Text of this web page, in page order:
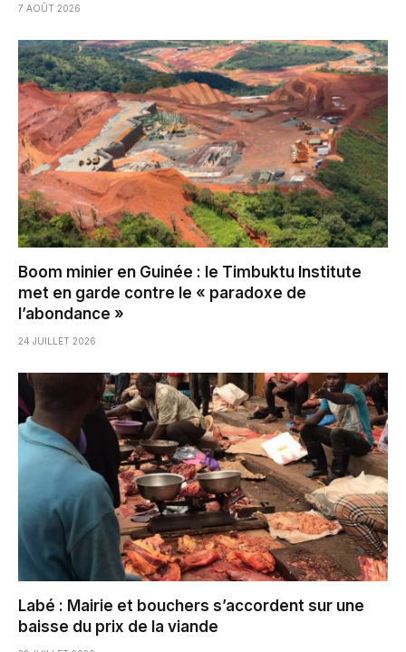
7 AOÛT 2026
Boom minier en Guinée : le Timbuktu Institute
met en garde contre le « paradoxe de
l’abondance »
24 JUILLET 2026
Labé : Mairie et bouchers s’accordent sur une
baisse du prix de la viande